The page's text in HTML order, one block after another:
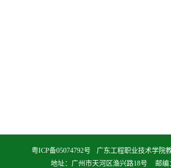
粤ICP备05074792号 广东工程职业技术学院
地址：广州市天河区渔兴路18号 邮编